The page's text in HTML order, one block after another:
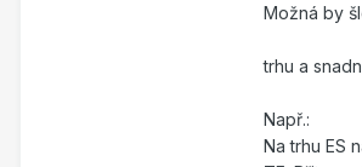
Možná by
trhu a
Např.:
Na trhu ES